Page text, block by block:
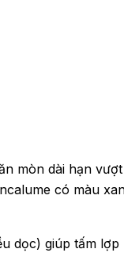
mòn dài hạn
có màu
dọc) giúp tấm lợp